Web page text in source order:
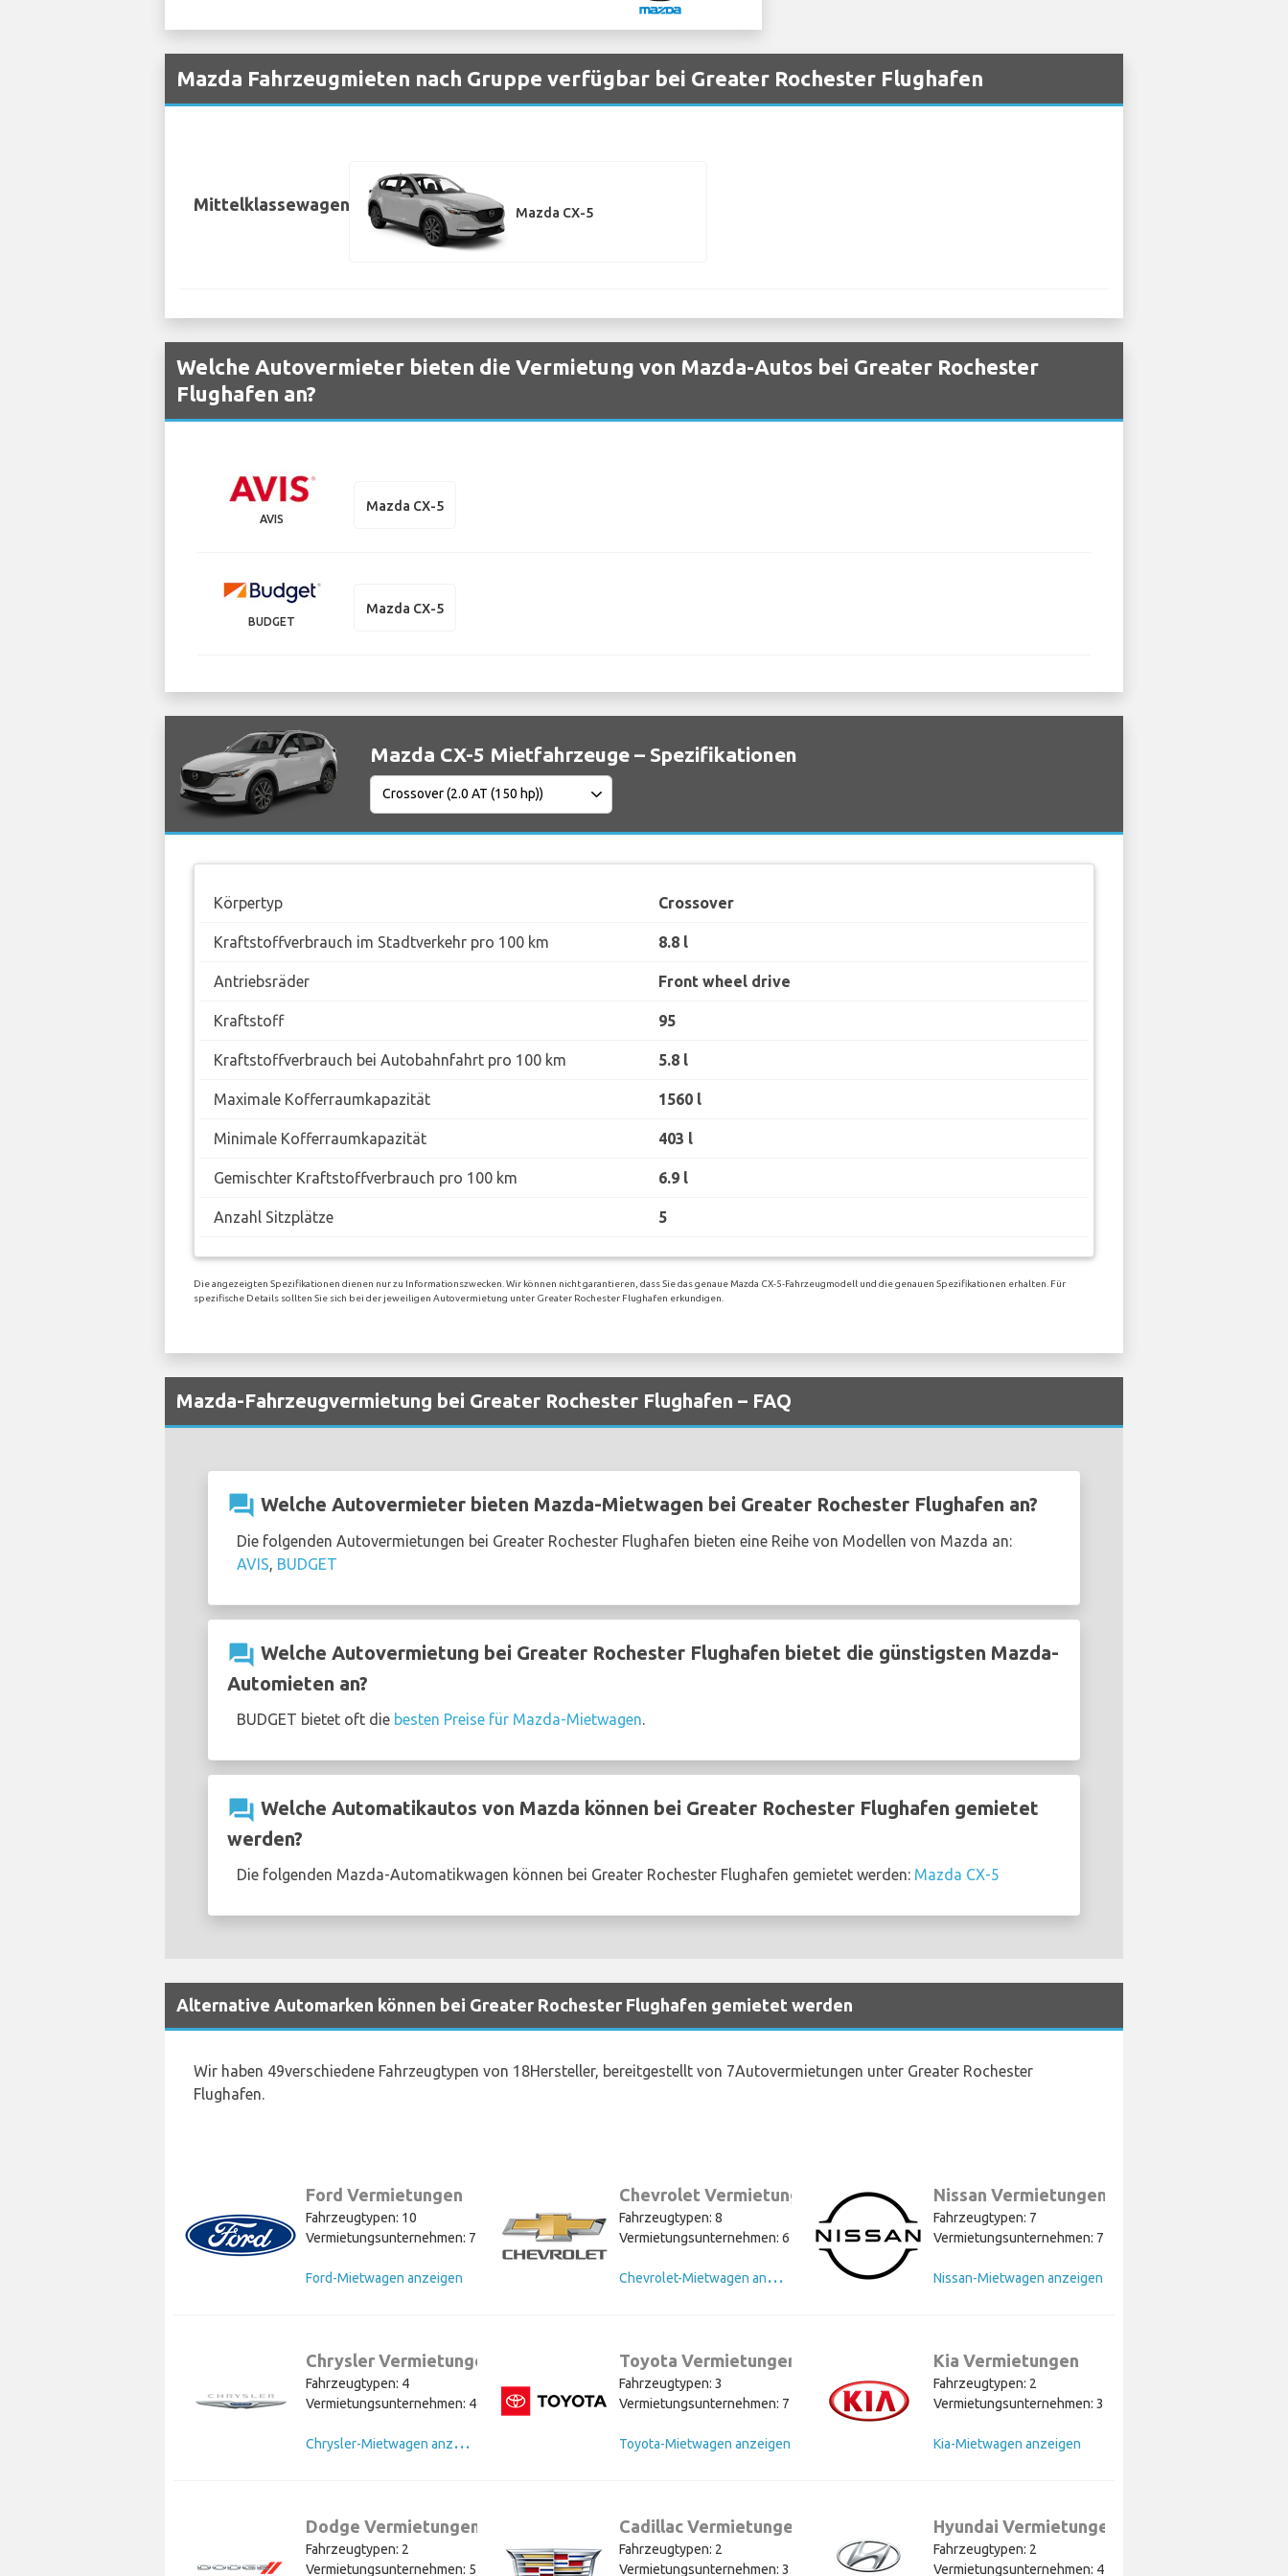
Mazda Fahrzeugmieten nach Gruppe verfügbar bei Greater Rochester Flughafen
Mittelklassewagen Mazda CX-5
Welche Autovermieter bieten die Vermietung von Mazda-Autos bei Greater Rochester
Flughafen an?
AVIS
Mazda CX-5
BUDGET
Mazda CX-5
Mazda CX-5 Mietfahrzeuge – Spezifikationen
Körpertyp Crossover
Kraftstoffverbrauch im Stadtverkehr pro 100 km 8.8 l
Antriebsräder Front wheel drive
Kraftstoff 95
Kraftstoffverbrauch bei Autobahnfahrt pro 100 km 5.8 l
Maximale Kofferraumkapazität 1560 l
Minimale Kofferraumkapazität 403 l
Gemischter Kraftstoffverbrauch pro 100 km 6.9 l
Anzahl Sitzplätze 5
Die angezeigten Spezifikationen dienen nur zu Informationszwecken. Wir können nicht garantieren, dass Sie das genaue Mazda CX-5-Fahrzeugmodell und die genauen Spezifikationen erhalten. Für
spezifische Details sollten Sie sich bei der jeweiligen Autovermietung unter Greater Rochester Flughafen erkundigen.
Mazda-Fahrzeugvermietung bei Greater Rochester Flughafen – FAQ
question_answer Welche Autovermieter bieten Mazda-Mietwagen bei Greater Rochester Flughafen an?
Die folgenden Autovermietungen bei Greater Rochester Flughafen bieten eine Reihe von Modellen von Mazda an:
AVIS, BUDGET
question_answer Welche Autovermietung bei Greater Rochester Flughafen bietet die günstigsten Mazda-
Automieten an?
BUDGET bietet oft die besten Preise für Mazda-Mietwagen.
question_answer Welche Automatikautos von Mazda können bei Greater Rochester Flughafen gemietet
werden?
Die folgenden Mazda-Automatikwagen können bei Greater Rochester Flughafen gemietet werden: Mazda CX-5
Alternative Automarken können bei Greater Rochester Flughafen gemietet werden
Wir haben 49verschiedene Fahrzeugtypen von 18Hersteller, bereitgestellt von 7Autovermietungen unter Greater Rochester
Flughafen.
Ford Vermietungen
Fahrzeugtypen: 10
Vermietungsunternehmen: 7
Ford-Mietwagen anzeigen
Chevrolet Vermietungen
Fahrzeugtypen: 8
Vermietungsunternehmen: 6
C
hevrolet-Mietwagen anzeigen
Nissan Vermietungen
Fahrzeugtypen: 7
Vermietungsunternehmen: 7
Nissan-Mietwagen anzeigen
Chrysler Vermietungen
Fahrzeugtypen: 4
Vermietungsunternehmen: 4
C
hrysler-Mietwagen anzeigen
Toyota Vermietungen
Fahrzeugtypen: 3
Vermietungsunternehmen: 7
Toyota-Mietwagen anzeigen
Kia Vermietungen
Fahrzeugtypen: 2
Vermietungsunternehmen: 3
Kia-Mietwagen anzeigen
Dodge Vermietungen
Fahrzeugtypen: 2
Vermietungsunternehmen: 5
Cadillac Vermietungen
Fahrzeugtypen: 2
Vermietungsunternehmen: 3
Hyundai Vermietungen
Fahrzeugtypen: 2
Vermietungsunternehmen: 4